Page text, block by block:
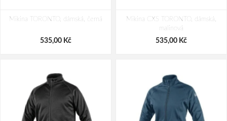
Mikina TORONTO, dámská, černá
535,00 Kč
Mikina CXS TORONTO, dámská,
malinová
535,00 Kč